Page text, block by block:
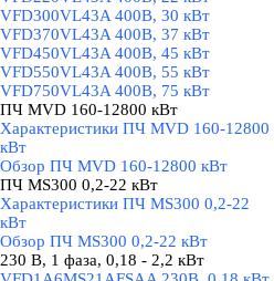
VFD300VL43A 400В, 30 кВт
VFD370VL43A 400В, 37 кВт
VFD450VL43A 400В, 45 кВт
VFD550VL43A 400В, 55 кВт
VFD750VL43A 400В, 75 кВт
ПЧ MVD 160-12800 кВт
Характеристики ПЧ MVD 160-12800
кВт
Обзор ПЧ MVD 160-12800 кВт
ПЧ MS300 0,2-22 кВт
Характеристики ПЧ MS300 0,2-22
кВт
Обзор ПЧ MS300 0,2-22 кВт
230 В, 1 фаза, 0,18 - 2,2 кВт